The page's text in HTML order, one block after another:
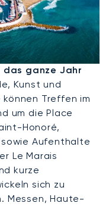
ganze Jahr
Kunst und
Treffen im
um die Place
Honoré,
sowie Aufenthalte
Le Marais
kurze
sich zu
Messen, Haute-